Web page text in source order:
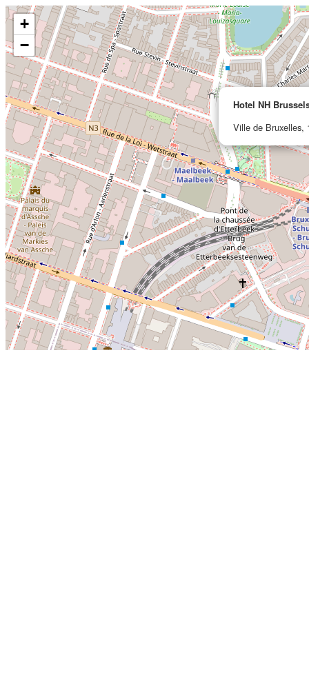
Hotel NH
Ville de Bruxelles,
+
−